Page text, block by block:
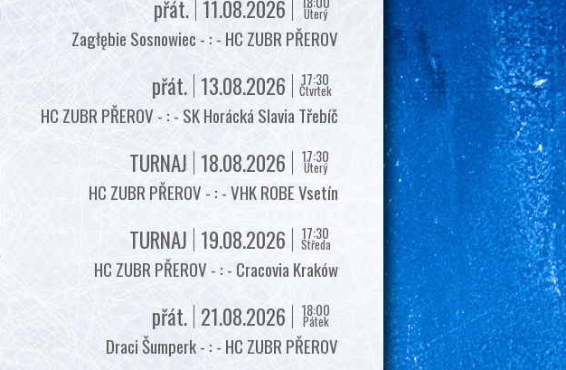
Úterý
11.08.2026
přát.
Zagłębie Sosnowiec - : - HC ZUBR PŘEROV
17:30
Čtvrtek
13.08.2026
přát.
HC ZUBR PŘEROV - : - SK Horácká Slavia Třebíč
17:30
Úterý
18.08.2026
TURNAJ
HC ZUBR PŘEROV - : - VHK ROBE Vsetín
17:30
Středa
19.08.2026
TURNAJ
HC ZUBR PŘEROV - : - Cracovia Kraków
18:00
Pátek
21.08.2026
přát.
Draci Šumperk - : - HC ZUBR PŘEROV